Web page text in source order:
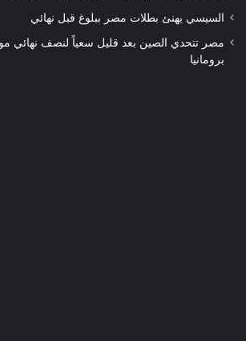
السيسي يهنئ بطلات مصر ببلوغ قبل نهائي
مصر تتحدي الصين بعد قليل سعياً لنصف نهائي
برومانيا